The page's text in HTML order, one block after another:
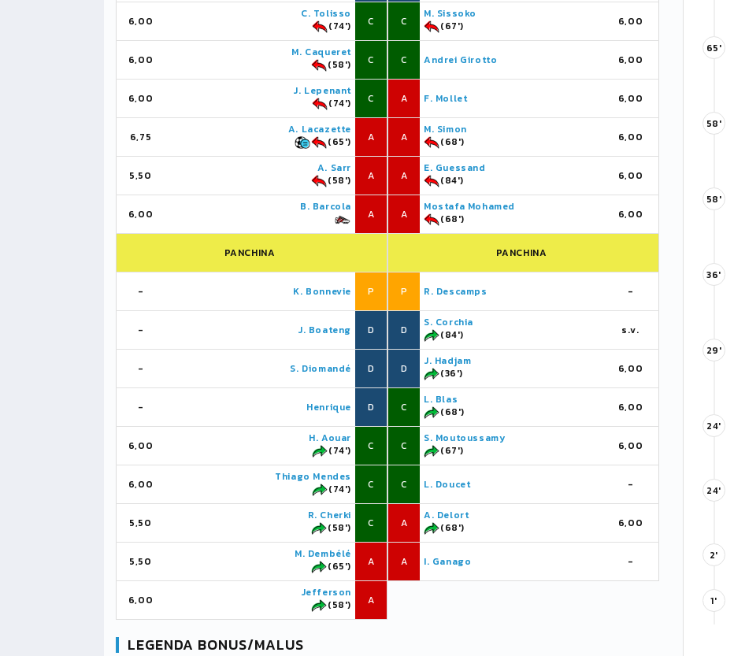
6,00
C. Tolisso
(74')
C
6,00
M. Caqueret
(58')
C
6,00
J. Lepenant
(74')
C
6,75
A. Lacazette
(65')
A
5,50
A. Sarr
(58')
A
6,00
B. Barcola
A
PANCHINA
- K. Bonnevie P
- J. Boateng D
- S. Diomandé D
- Henrique D
6,00
H. Aouar
(74')
C
6,00
Thiago Mendes
(74')
C
5,50
R. Cherki
(58')
C
5,50
M. Dembélé
(65')
A
6,00
Jefferson
(58')
A
C
M. Sissoko
(67')
6,00
C Andrei Girotto 6,00
A F. Mollet 6,00
A
M. Simon
(68')
6,00
A
E. Guessand
(84')
6,00
A
Mostafa Mohamed
(68')
6,00
PANCHINA
P R. Descamps -
D
S. Corchia
(84')
s.v.
D
J. Hadjam
(36')
6,00
C
L. Blas
(68')
6,00
C
S. Moutoussamy
(67')
6,00
C L. Doucet -
A
A. Delort
(68')
6,00
A I. Ganago -
LEGENDA BONUS/MALUS
65'
58'
58'
36'
29'
24'
24'
2'
1'